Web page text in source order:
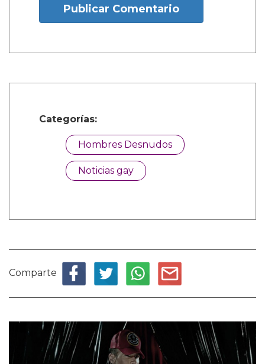
Publicar Comentario
Categorías:
Hombres Desnudos
Noticias gay
Comparte